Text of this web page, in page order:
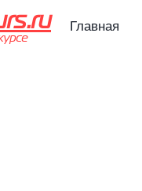
Главная